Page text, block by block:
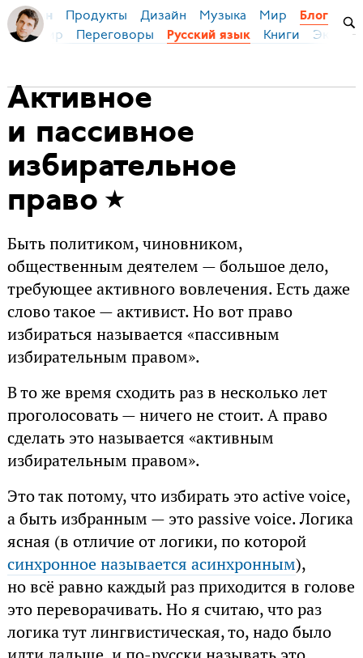
Бирман Продукты Дизайн Музыка Мир Блог
Мир Переговоры Русский язык Книги
Активное
и пассивное
избирательное
право
Быть политиком, чиновником,
общественным деятелем — большое дело,
требующее активного вовлечения. Есть даже
слово такое — активист. Но вот право
избираться называется «пассивным
избирательным правом».
В то же время сходить раз в несколько лет
проголосовать — ничего не стоит. А право
сделать это называется «активным
избирательным правом».
Это так потому, что избирать это active voice,
а быть избранным — это passive voice. Логика
ясная (в отличие от логики, по которой
синхронное называется асинхронным),
но всё равно каждый раз приходится в голове
это переворачивать. Но я считаю, что раз
логика тут лингвистическая, то, надо было